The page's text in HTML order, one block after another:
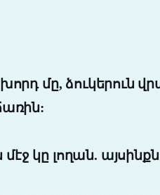
մը, ձուկերուն
կը լողան. այսինքն